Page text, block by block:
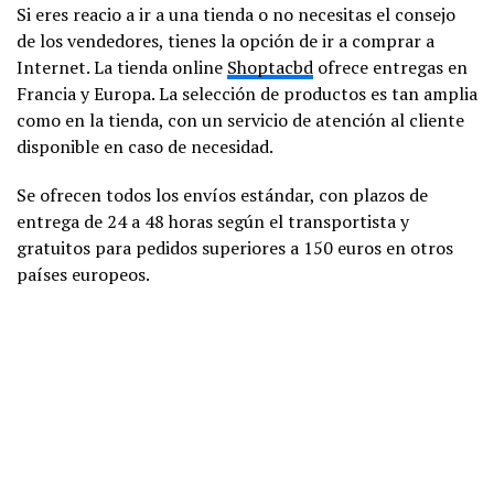
Si eres reacio a ir a una tienda o no necesitas el consejo
de los vendedores, tienes la opción de ir a comprar a
Internet. La tienda online Shoptacbd ofrece entregas en
Francia y Europa. La selección de productos es tan amplia
como en la tienda, con un servicio de atención al cliente
disponible en caso de necesidad.
Se ofrecen todos los envíos estándar, con plazos de
entrega de 24 a 48 horas según el transportista y
gratuitos para pedidos superiores a 150 euros en otros
países europeos.